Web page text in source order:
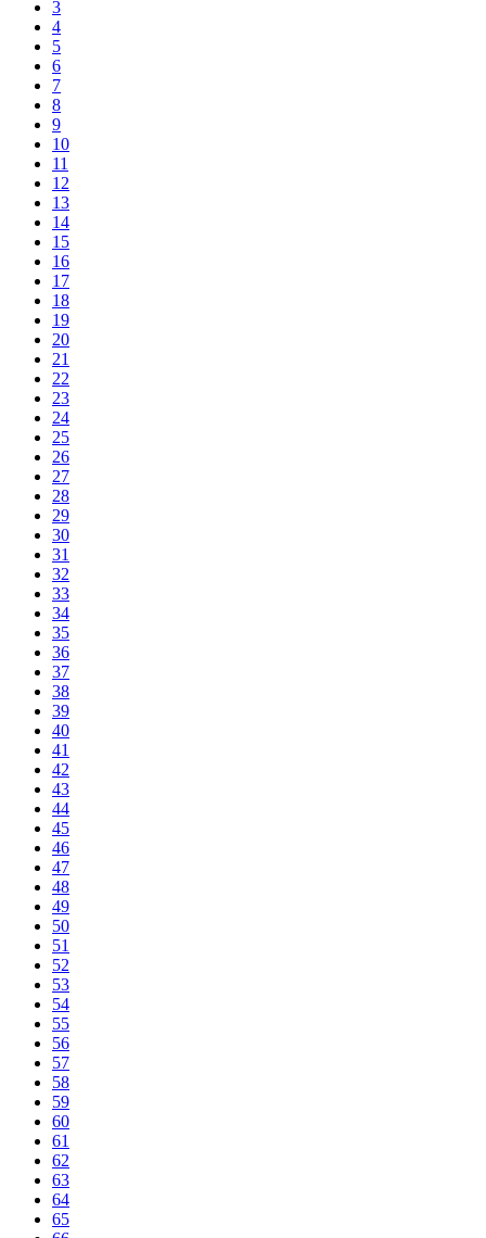
3
4
5
6
7
8
9
10
11
12
13
14
15
16
17
18
19
20
21
22
23
24
25
26
27
28
29
30
31
32
33
34
35
36
37
38
39
40
41
42
43
44
45
46
47
48
49
50
51
52
53
54
55
56
57
58
59
60
61
62
63
64
65